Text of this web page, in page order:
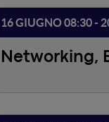
16 GIUGNO 08:30 -
Networking,